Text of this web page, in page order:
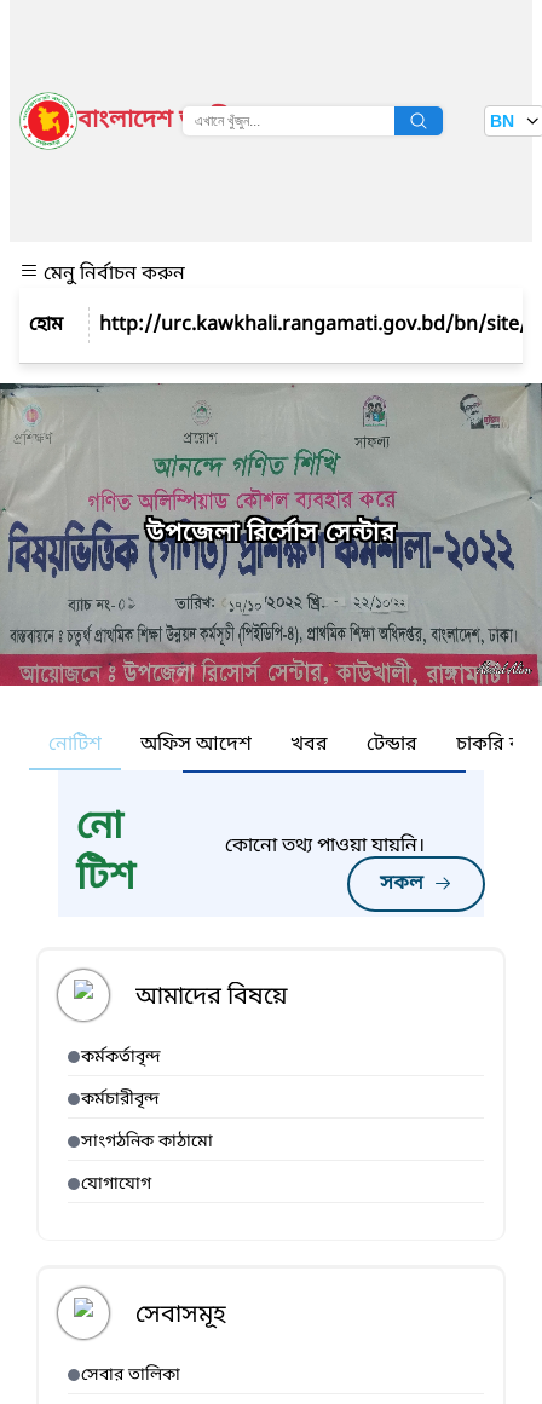
বাংলাদেশ জাতীয় তথ্য বাতায়ন BN
মেনু নির্বাচন করুন
উপজেলা রির্সোস সেন্টার
নোটিশ অফিস আদেশ খবর টেন্ডার চাকরি
নো
টিশ
সকল
কোনো তথ্য পাওয়া যায়নি।
আমাদের বিষয়ে
কর্মকর্তাবৃন্দ
কর্মচারীবৃন্দ
সাংগঠনিক কাঠামো
যোগাযোগ
সেবাসমূহ
সেবার তালিকা